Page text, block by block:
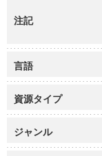
注記
言語
資源タイプ
ジャンル